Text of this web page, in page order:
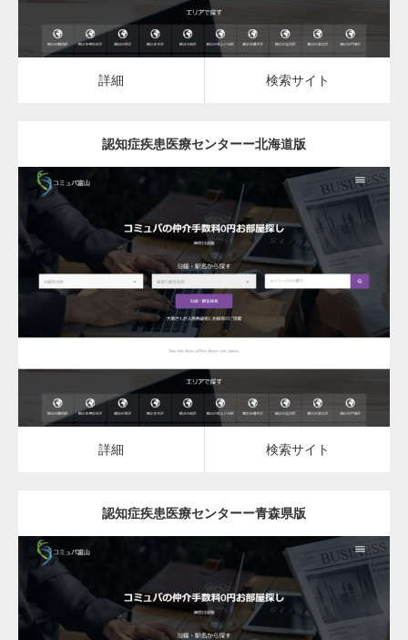
詳細 検索サイト
認知症疾患医療センターー北海道版
更新日： 2023.03.10
認知症疾患医療センター
詳細 検索サイト
詳細 検索サイト
認知症疾患医療センターー青森県版
更新日： 2023.03.10